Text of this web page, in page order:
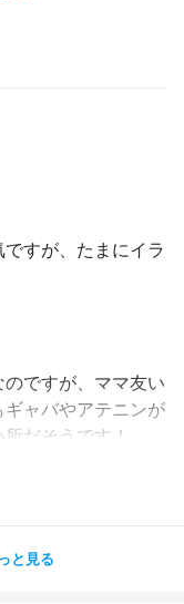
すが、たまにイラ
ですが、ママ友い
ャバやアテニンが
だそうです！
ぎた日（逆に寝れ
と見る